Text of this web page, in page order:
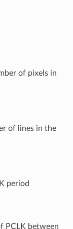
of pixels in
of lines in the
period
PCLK between